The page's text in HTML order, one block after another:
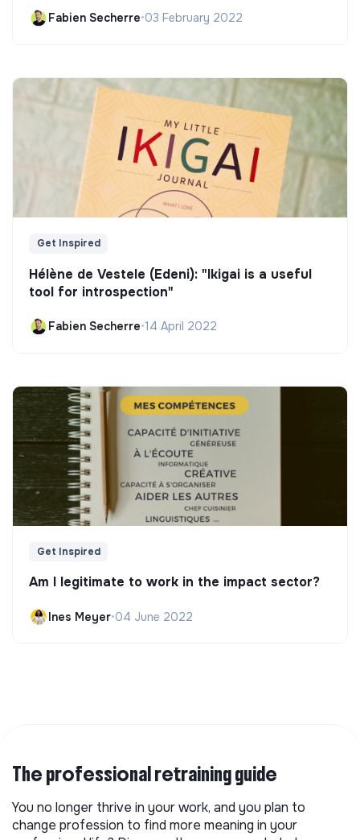
Fabien Secherre•03 February 2022
Get Inspired
Hélène de Vestele (Edeni): "Ikigai is a useful
tool for introspection"
Fabien Secherre•14 April 2022
Get Inspired
Am I legitimate to work in the impact sector?
Ines Meyer•04 June 2022
The professional retraining guide
You no longer thrive in your work, and you plan to
change profession to find more meaning in your